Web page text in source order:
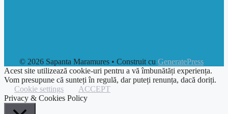
© 2026 Sapanta Maramures • Construit cu GeneratePress
Acest site utilizează cookie-uri pentru a vă îmbunătăți experiența.
Vom presupune că sunteți în regulă, dar puteți renunța, dacă doriți.
Cookie settings
ACCEPT
Privacy & Cookies Policy